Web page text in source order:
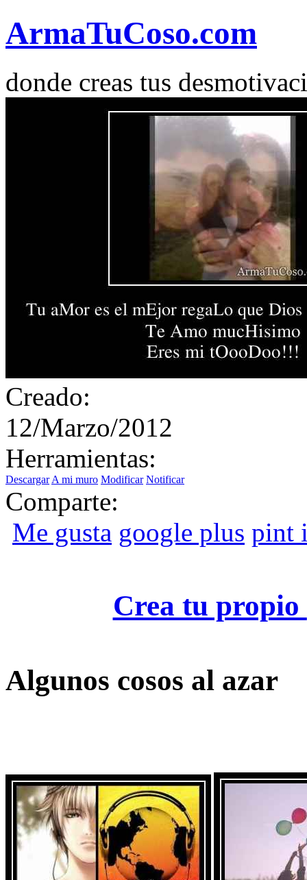
ArmaTuCoso.com
donde creas tus
Creado:
12/Marzo/2012
Herramientas:
Descargar A mi muro Modificar Notificar
Comparte:
Me gusta google plus pint
Crea tu propio
Algunos cosos al azar